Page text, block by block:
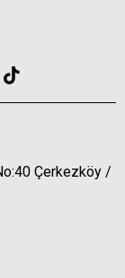
Çerkezköy /